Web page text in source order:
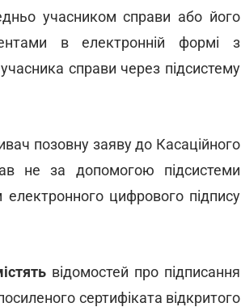
учасником справи або його
в електронній формі з
справи через підсистему
позовну заяву до Касаційного
не за допомогою підсистеми
цифрового підпису
відомостей про підписання
сертифіката відкритого